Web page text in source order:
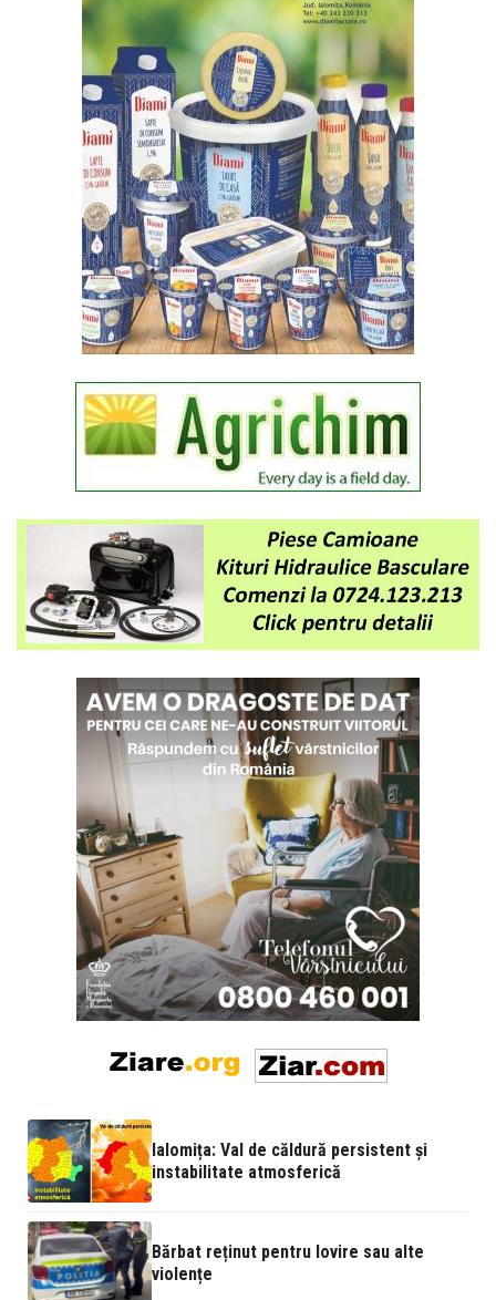
Ialomița: Val de căldură persistent și
instabilitate atmosferică
Bărbat reținut pentru lovire sau alte
violențe